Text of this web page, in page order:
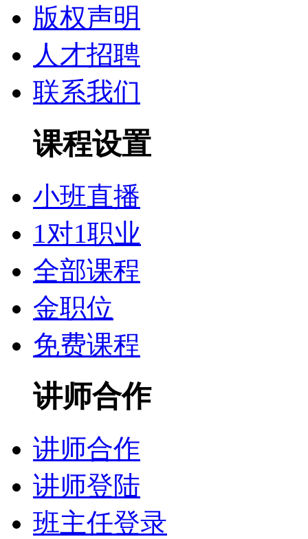
版权声明
人才招聘
联系我们
课程设置
小班直播
1对1职业
全部课程
金职位
免费课程
讲师合作
讲师合作
讲师登陆
班主任登录